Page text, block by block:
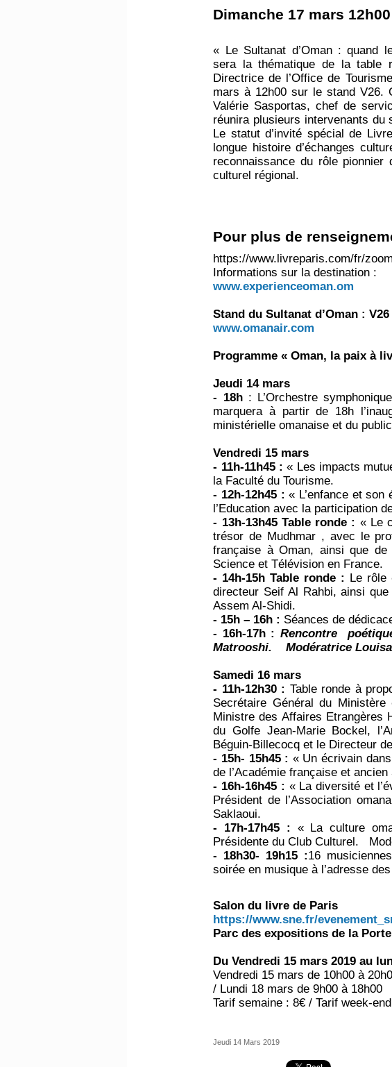
​Dimanche 17 mars 12h00
« Le Sultanat d’Oman : quand
sera la thématique de la table
Directrice de l’Office de
mars à 12h00 sur le stand V26.
Valérie Sasportas, chef de
réunira plusieurs intervenants
Le statut d’invité spécial de
longue histoire d’échanges
reconnaissance du rôle
culturel régional.
Pour plus de
https://www.livreparis.com/fr/
Informations sur la destination :
www.experienceoman.om
Stand du Sultanat d’Oman : V26
www.omanair.com
Programme « Oman, la paix à
Jeudi 14 mars
- 18h : L’Orchestre
marquera à partir de 18h
ministérielle omanaise et du
Vendredi 15 mars
- 11h-11h45 :« Les impacts
la Faculté du Tourisme.
- 12h-12h45 :« L’enfance et
l’Education avec la participation
- 13h-13h45 Table ronde : « Le
trésor de Mudhmar , avec le
française à Oman, ainsi que de
Science et Télévision en France.
- 14h-15h Table ronde :
Le
directeur Seif Al Rahbi, ainsi
Assem Al-Shidi.
- 15h – 16h : Séances de
- 16h-17h : Rencontre
Matrooshi. Modératrice Louisa
Samedi 16 mars
- 11h-12h30 : Table ronde à
Secrétaire Général du
Ministre des Affaires Etrangères
du Golfe Jean-Marie Bockel,
Béguin-Billecocq et le Directeur
- 15h- 15h45 : « Un écrivain
de l’Académie française et
- 16h-16h45 : « La diversité et
Président de l’Association
Saklaoui.
- 17h-17h45 : « La culture
Présidente du Club Culturel.
- 18h30- 19h15 :16
soirée en musique à l’adresse
Salon du livre de Paris
https://www.sne.fr/
Parc des expositions de la
Du Vendredi 15 mars 2019 au
Vendredi 15 mars de 10h00 à
/ Lundi 18 mars de 9h00 à 18h00
Tarif semaine : 8€ / Tarif week-
Jeudi 14 Mars 2019